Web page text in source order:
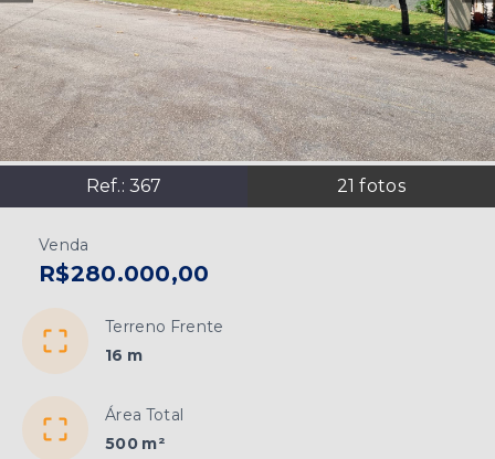
Ref.: 367 21 fotos
Venda
R$280.000,00
Terreno Frente
16 m
Área Total
500 m²